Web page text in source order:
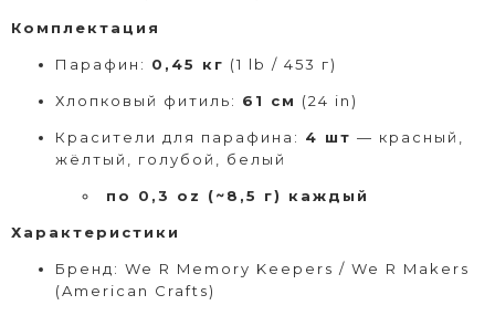
Комплектация
Парафин: 0,45 кг (1 lb / 453 г)
Хлопковый фитиль: 61 см (24 in)
Красители для парафина: 4 шт — красный,
жёлтый, голубой, белый
по 0,3 oz (~8,5 г) каждый
Характеристики
Бренд: We R Memory Keepers / We R Makers
(American Crafts)